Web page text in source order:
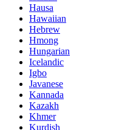
Hausa
Hawaiian
Hebrew
Hmong
Hungarian
Icelandic
Igbo
Javanese
Kannada
Kazakh
Khmer
Kurdish